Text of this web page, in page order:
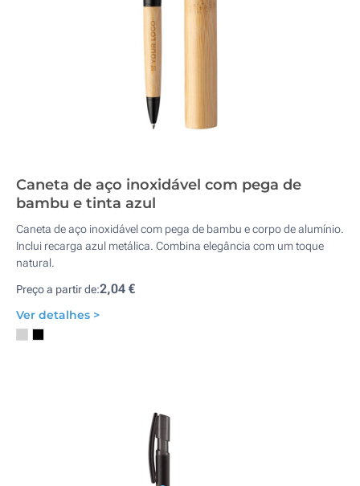
Caneta de aço inoxidável com pega de
bambu e tinta azul
Caneta de aço inoxidável com pega de bambu e corpo de alumínio.
Inclui recarga azul metálica. Combina elegância com um toque
natural.
Preço a partir de:2,04 €
Ver detalhes >